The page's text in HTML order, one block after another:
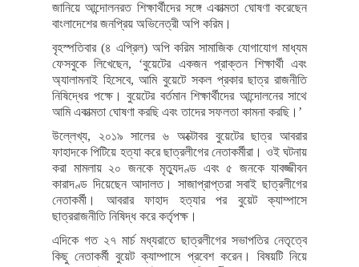
জানিয়ে আন্দোলনরত শিক্ষার্থীদের সঙ্গে একাত্মতা ঘোষণা করেছেন
বাংলাদেশের জনপ্রিয় অভিনেত্রী অপি করিম।
বৃহস্পতিবার (৪ এপ্রিল) অপি করিম সামাজিক যোগাযোগ মাধ্যম
ফেসবুকে লিখেছেন, ‘বুয়েটের একজন প্রাক্তন শিক্ষার্থী এবং
অ্যালামনাই হিসেবে, আমি বুয়েটে সকল প্রকার ছাত্র রাজনীতি
নিষিদ্ধের পক্ষে। বুয়েটের বর্তমান শিক্ষার্থীদের আন্দোলনের সাথে
আমি একাত্মতা ঘোষণা করছি এবং তাদের সফলতা কামনা করছি।’
উল্লেখ্য, ২০১৯ সালের ৬ অক্টোবর বুয়েটের ছাত্র আবরার
ফাহাদকে পিটিয়ে হত্যা করে ছাত্রলীগের নেতাকর্মীরা। ওই ঘটনায়
করা মামলায় ২০ জনকে মৃত্যুদণ্ড এবং ৫ জনকে যাবজ্জীবন
কারাদণ্ড দিয়েছেন আদালত। সাজাপ্রাপ্তরা সবাই ছাত্রলীগের
নেতাকর্মী। আবরার ফাহাদ হত্যার পর বুয়েট ক্যাম্পাসে
ছাত্ররাজনীতি নিষিদ্ধ করে কর্তৃপক্ষ।
এদিকে গত ২৭ মার্চ মধ্যরাতে ছাত্রলীগের সভাপতির নেতৃত্বে
কিছু নেতাকর্মী বুয়েট ক্যাম্পাসে প্রবেশ করেন। বিষয়টি নিয়ে